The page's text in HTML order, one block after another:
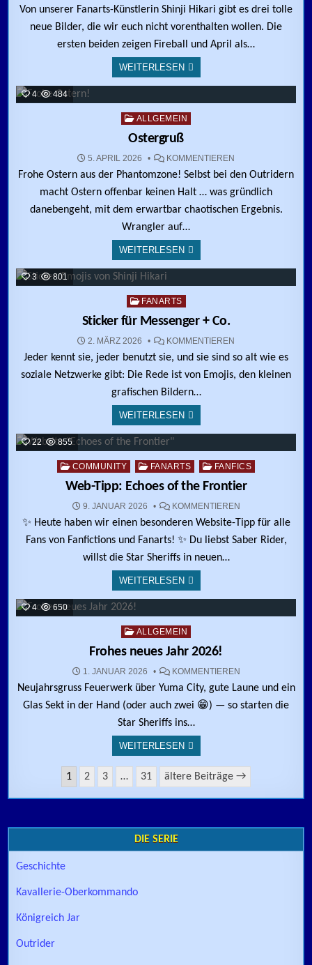
Von unserer Fanarts-Künstlerin Shinji Hikari gibt es drei tolle
neue Bilder, die wir euch nicht vorenthalten wollen. Die
ersten beiden zeigen Fireball und April als…
WEITERLESEN
4 484
Posted in
ALLGEMEIN
Ostergruß
5. APRIL 2026 KOMMENTIEREN
Frohe Ostern aus der Phantomzone! Selbst bei den Outridern
macht Ostern offenbar keinen Halt … was gründlich
danebengeht, mit dem erwartbar chaotischen Ergebnis.
Wrangler auf…
WEITERLESEN
3 801
Posted in
FANARTS
Sticker für Messenger + Co.
2. MÄRZ 2026 KOMMENTIEREN
Jeder kennt sie, jeder benutzt sie, und sie sind so alt wie es
soziale Netzwerke gibt: Die Rede ist von Emojis, den kleinen
grafischen Bildern…
WEITERLESEN
22 855
Posted in
COMMUNITY FANARTS FANFICS
Web-Tipp: Echoes of the Frontier
9. JANUAR 2026 KOMMENTIERENZU WEB-TIPP:
✨ Heute haben wir einen besonderen Website-Tipp für alle
Fans von Fanfictions und Fanarts! ✨ Du liebst Saber Rider,
willst die Star Sheriffs in neuen…
WEITERLESEN
4 650
Posted in
ALLGEMEIN
Frohes neues Jahr 2026!
1. JANUAR 2026 KOMMENTIERENZU FROHES
Neujahrsgruss Feuerwerk über Yuma City, gute Laune und ein
Glas Sekt in der Hand (oder auch zwei 😁) — so starten die
Star Sheriffs ins…
WEITERLESEN
Seitennummerierung der Beiträge
1 2 3 … 31 ältere Beiträge →
DIE SERIE
Geschichte
Kavallerie-Oberkommando
Königreich Jar
Outrider